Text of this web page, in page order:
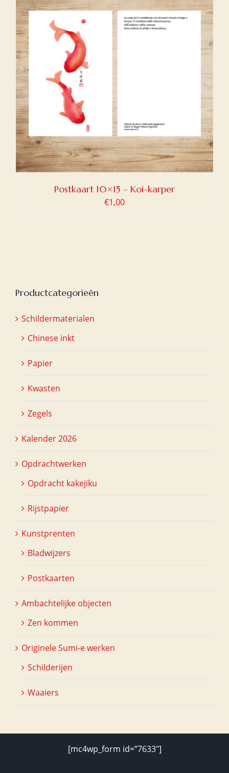
Postkaart 10×15 – Koi-karper
€1,00
Productcategorieën
Schildermaterialen
Chinese inkt
Papier
Kwasten
Zegels
Kalender 2026
Opdrachtwerken
Opdracht kakejiku
Rijstpapier
Kunstprenten
Bladwijzers
Postkaarten
Ambachtelijke objecten
Zen kommen
Originele Sumi-e werken
Schilderijen
Waaiers
[mc4wp_form id=”7633″]